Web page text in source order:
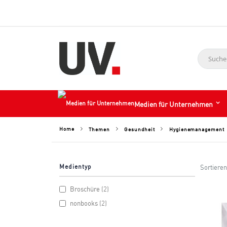
Suche
Medien für Unternehmen
Home Themen Gesundheit Hygienemanagement
Medientyp
Broschüre 2items
nonbooks 2items